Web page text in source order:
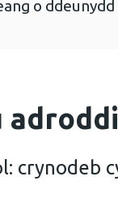
o
crynodeb